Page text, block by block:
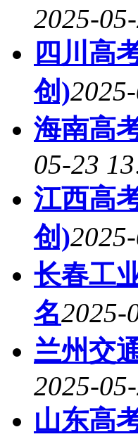
2025-
四川高
创)
海南高
05-23
江西高
创)
长春工
名2025-
兰州交
2025-
山东高